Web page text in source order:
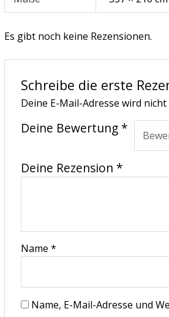
Es gibt noch keine Rezensionen.
Schreibe die erste
Deine E-Mail-Adresse wird
Deine Bewertung *
Deine Rezension *
Name*
Name, E-Mail-Adresse und